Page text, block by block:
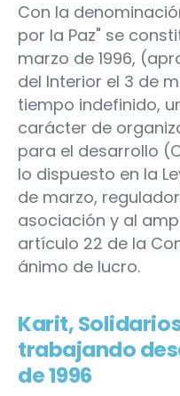
Con la
por la Paz" se
marzo de 1996,
del Interior el 3 de
tiempo indefinido,
carácter de
para el desarrollo
lo dispuesto en la
de marzo,
asociación y al
artículo 22 de la
ánimo de lucro.
Karit,
trabajando
de 1996